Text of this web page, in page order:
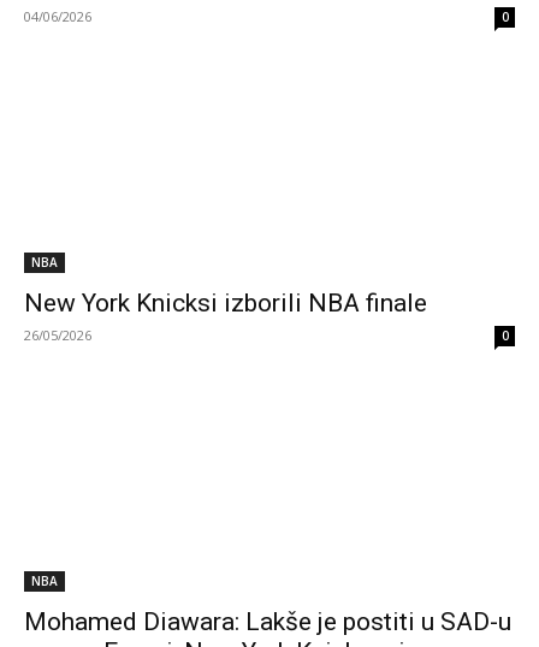
04/06/2026 0
NBA
New York Knicksi izborili NBA finale
26/05/2026 0
NBA
Mohamed Diawara: Lakše je postiti u SAD-u